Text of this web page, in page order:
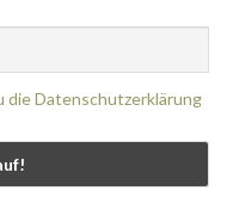
die Datenschutzerklärung